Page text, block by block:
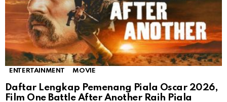
ENTERTAINMENT MOVIE
Daftar Lengkap Pemenang Piala Oscar 2026,
Film One Battle After Another Raih Piala